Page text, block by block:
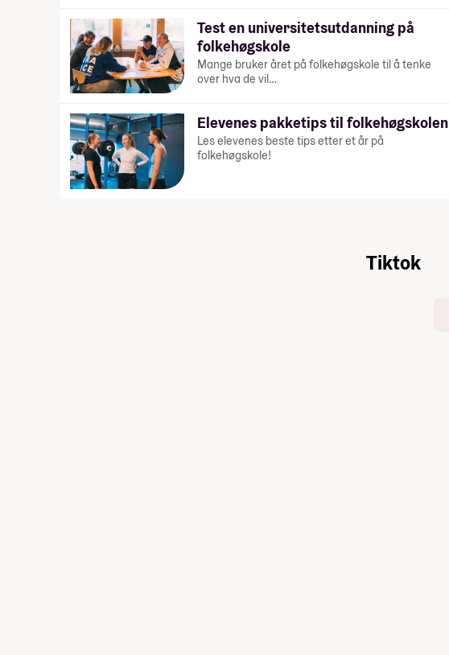
Test en universitetsutdanning på
folkehøgskole
Mange bruker året på folkehøgskole til å tenke
over hva de vil…
Elevenes pakketips til folkehøgskolen
Les elevenes beste tips etter et år på
folkehøgskole!
Tiktok